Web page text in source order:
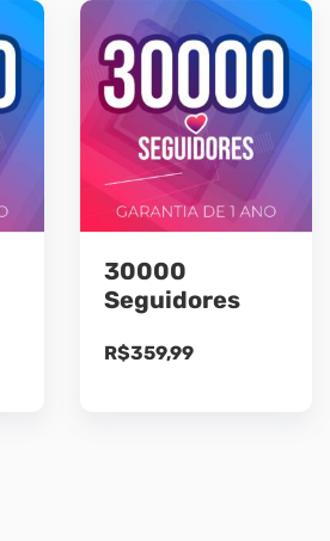
30000
Seguidores
R$359,99